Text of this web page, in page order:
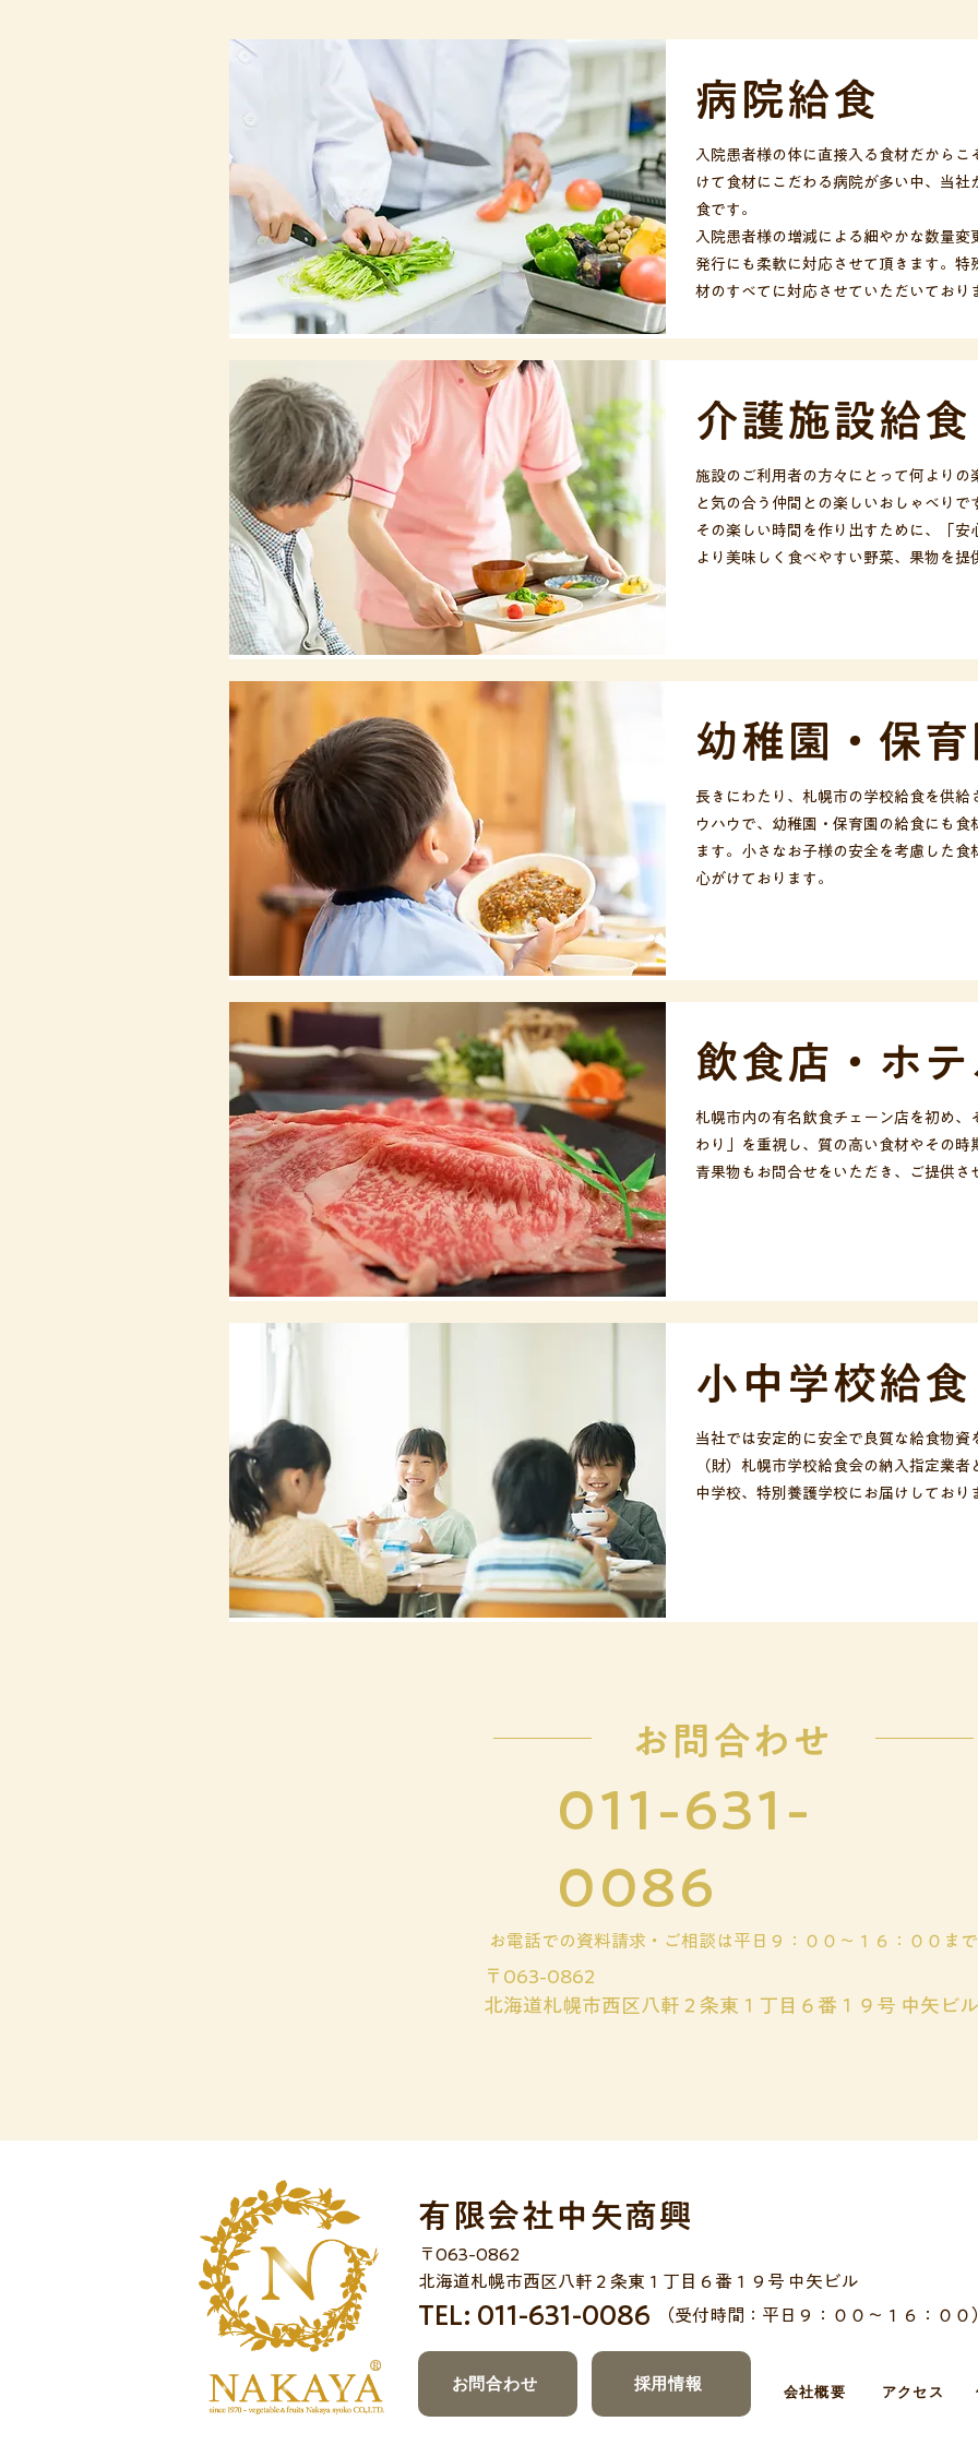
病院給食
入院患者様の体に直接入る食材だから
けて食材にこだわる病院が多い中、当
食です。
入院患者様の増減による細やかな数量
発行にも柔軟に対応させて頂きます。
材のすべてに対応させていただいており
介護施設給食
施設のご利用者の方々にとって何より
と気の合う仲間との楽しいおしゃべりで
その楽しい時間を作り出すために、「安
より美味しく食べやすい野菜、果物を提
幼稚園・保
長きにわたり、札幌市の学校給食を供
ウハウで、幼稚園・保育園の給食にも
ます。小さなお子様の安全を考慮した
心がけております。
飲食店・ホ
札幌市内の有名飲食チェーン店を初め、
わり」を重視し、質の高い食材やその
青果物もお問合せをいただき、ご提供さ
小中学校給食
当社では安定的に安全で良質な給食物
（財）札幌市学校給食会の納入指定業
中学校、特別養護学校にお届けしており
お問合わせ
011-631-
0086
お電話での資料請求・ご相談は平日９：００〜１６：００まで
〒063-0862
北海道札幌市西区八軒２条東１丁目６番１９号 中矢ビル
有限会社中矢商興
〒063-0862
北海道札幌市西区八軒２条東１丁目６番１９号 中矢ビル
TEL: 011-631-0086 （受付時間：平日９：００〜１６：００
お問合わせ 採用情報 会社概要 アクセス